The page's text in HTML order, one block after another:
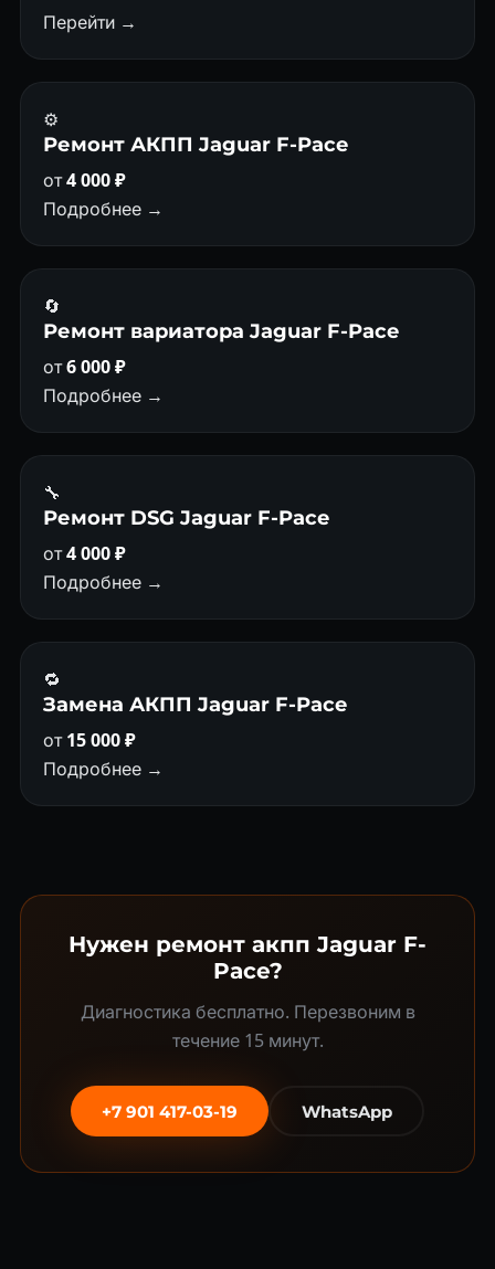
Перейти →
⚙️
Ремонт АКПП Jaguar F-Pace
от4 000 ₽
Подробнее →
🔄
Ремонт вариатора Jaguar F-Pace
от6 000 ₽
Подробнее →
🔧
Ремонт DSG Jaguar F-Pace
от4 000 ₽
Подробнее →
🔁
Замена АКПП Jaguar F-Pace
от15 000 ₽
Подробнее →
Нужен ремонт акпп Jaguar F-
Pace?
Диагностика бесплатно. Перезвоним в
течение 15 минут.
+7 901 417-03-19 WhatsApp